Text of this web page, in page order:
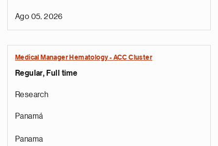
Ago 05, 2026
Medical Manager Hematology - ACC Cluster
Regular, Full time
Research
Panamá
Panama